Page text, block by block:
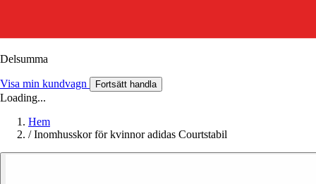
Delsumma
Visa min kundvagn Fortsätt handla
Loading...
Hem
/ Inomhusskor för kvinnor adidas Courtstabil